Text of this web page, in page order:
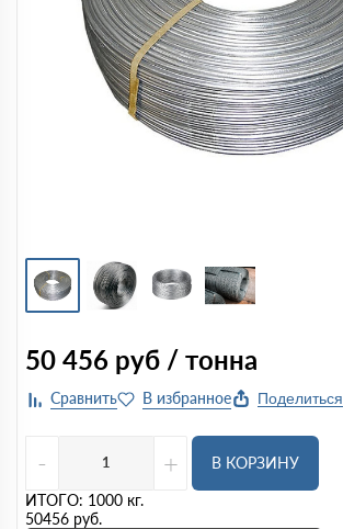
50 456 руб / тонна
Поделиться
- +
В КОРЗИНУ
ИТОГО: 1000 кг.
50456 руб.